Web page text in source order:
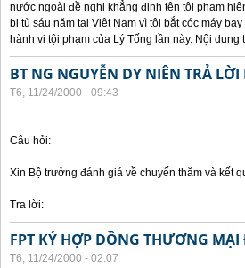
nước ngoài đề nghị khẳng định tên tội phạm
bị tù sáu năm tại Việt Nam vì tội bắt cóc máy
hành vi tội phạm của Lý Tống lần này. Nội dung
BT NG NGUYỄN DY NIÊN TRẢ
T6, 11/24/2000 - 09:43
Câu hỏi:
Xin Bộ trưởng đánh giá về chuyến thăm và kết
Tra lời:
FPT KÝ HỢP DỒNG THƯƠNG
T6, 11/24/2000 - 02:07